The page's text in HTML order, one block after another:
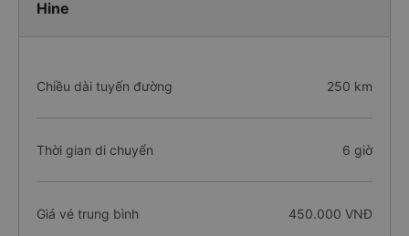
Hine
Chiều dài tuyến đường 250 km
Thời gian di chuyển 6 giờ
Giá vé trung bình 450.000 VNĐ